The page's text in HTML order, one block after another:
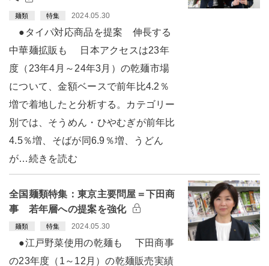
麺類 特集 2024.05.30
●タイパ対応商品を提案 伸長する
中華麺拡販も 日本アクセスは23年
度（23年4月～24年3月）の乾麺市場
について、金額ベースで前年比4.2％
増で着地したと分析する。カテゴリー
別では、そうめん・ひやむぎが前年比
4.5％増、そばが同6.9％増、うどん
が…続きを読む
全国麺類特集：東京主要問屋＝下田商
事 若年層への提案を強化
麺類 特集 2024.05.30
●江戸野菜使用の乾麺も 下田商事
の23年度（1～12月）の乾麺販売実績